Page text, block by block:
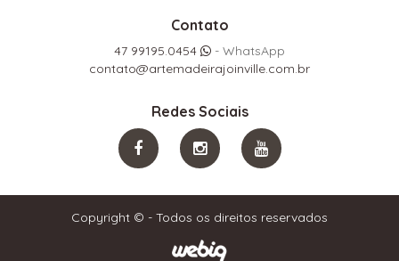
Contato
47 99195.0454
- WhatsApp
contato@artemadeirajoinville.com.br
Redes Sociais
Copyright © - Todos os direitos reservados